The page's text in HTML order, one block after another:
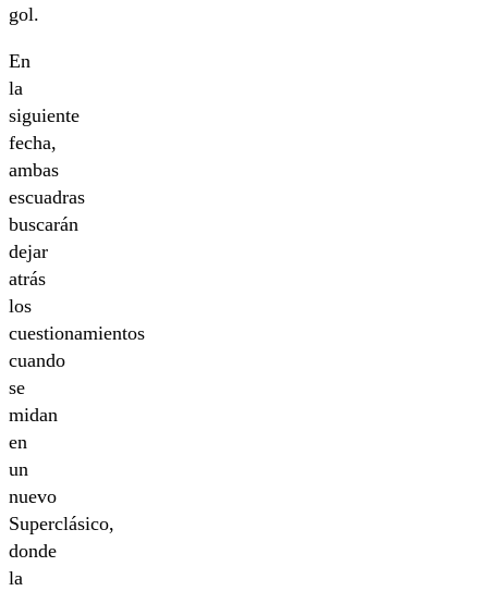
gol.
En
la
siguiente
fecha,
ambas
escuadras
buscarán
dejar
atrás
los
cuestionamientos
cuando
se
midan
en
un
nuevo
Superclásico,
donde
la